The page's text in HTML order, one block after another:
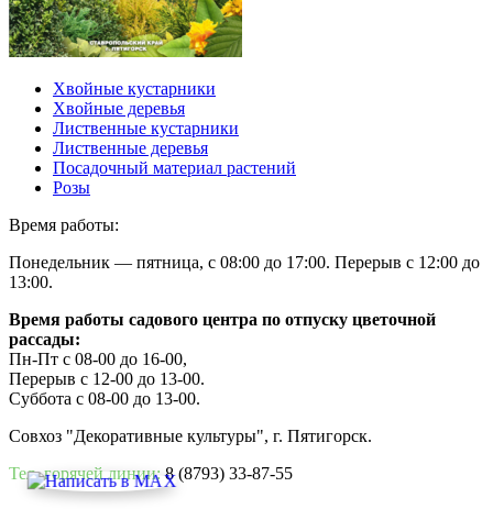
Хвойные кустарники
Хвойные деревья
Лиственные кустарники
Лиственные деревья
Посадочный материал растений
Розы
Время работы:
Понедельник — пятница, с 08:00 до 17:00. Перерыв с 12:00 до
13:00.
Время работы садового центра по отпуску цветочной
рассады:
Пн-Пт с 08-00 до 16-00,
Перерыв с 12-00 до 13-00.
Суббота с 08-00 до 13-00.
Совхоз "Декоративные культуры", г. Пятигорск.
Тел. горячей линии:8 (8793) 33-87-55